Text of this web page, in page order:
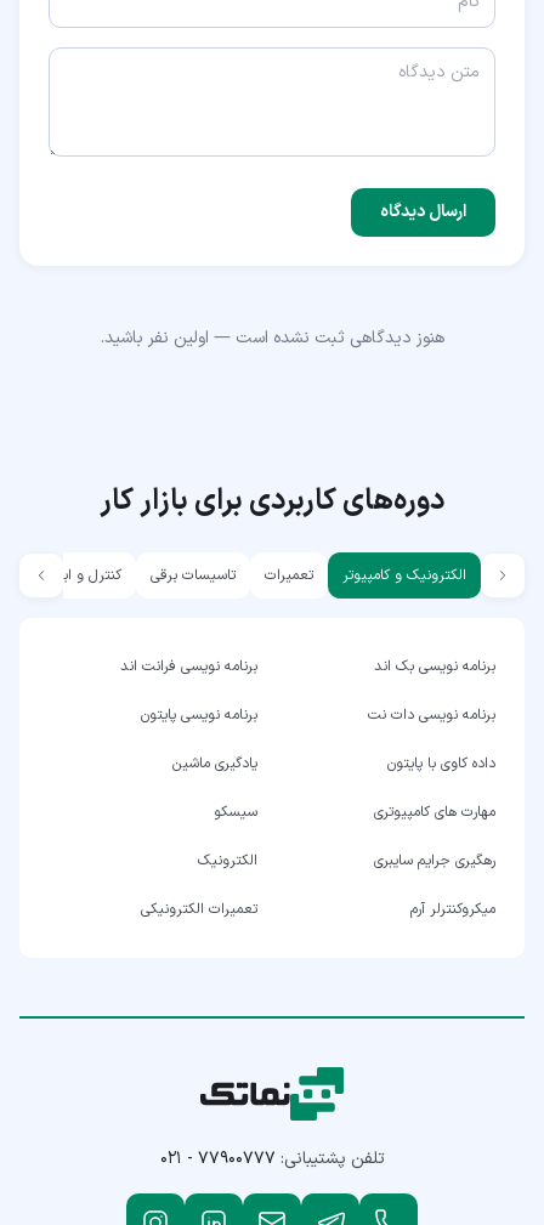
ارسال دیدگاه
هنوز دیدگاهی ثبت نشده است — اولین نفر باشید.
دوره‌های کاربردی برای بازار کار
الکترونیک و کامپیوتر تعمیرات تاسیسات برقی کنترل و ابزار دقیق
برنامه نویسی بک اند برنامه نویسی فرانت اند
برنامه نویسی دات نت برنامه نویسی پایتون
داده کاوی با پایتون یادگیری ماشین
مهارت های کامپیوتری سیسکو
رهگیری جرایم سایبری الکترونیک
میکروکنترلر آرم تعمیرات الکترونیکی
تلفن پشتیبانی: ۰۲۱ - ۷۷۹۰۰۷۷۷